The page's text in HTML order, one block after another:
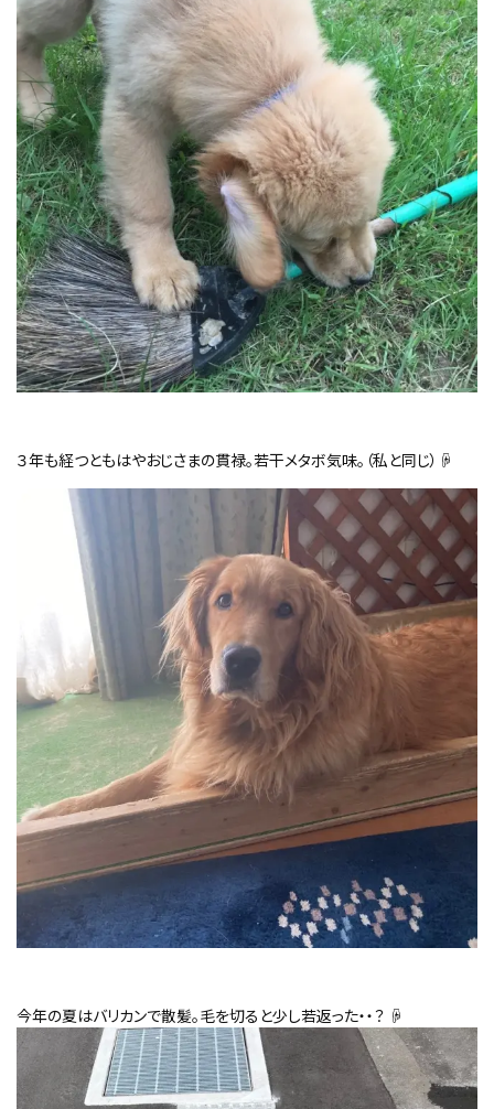
３年も経つともはやおじさまの貫禄。若干メタボ気味。（私と同じ）☟
今年の夏はバリカンで散髪。毛を切ると少し若返った・・？ ☟